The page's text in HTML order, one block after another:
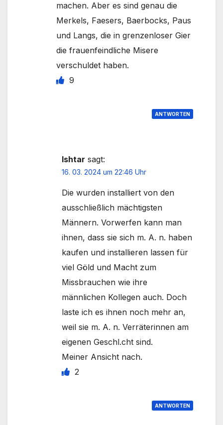
machen. Aber es sind genau die
Merkels, Faesers, Baerbocks, Paus
und Langs, die in grenzenloser Gier
die frauenfeindliche Misere
verschuldet haben.
9
ANTWORTEN
Ishtar sagt:
16. 03. 2024 um 22:46 Uhr
Die wurden installiert von den
ausschließlich mächtigsten
Männern. Vorwerfen kann man
ihnen, dass sie sich m. A. n. haben
kaufen und installieren lassen für
viel Göld und Macht zum
Missbrauchen wie ihre
männlichen Kollegen auch. Doch
laste ich es ihnen noch mehr an,
weil sie m. A. n. Verräterinnen am
eigenen Geschl.cht sind.
Meiner Ansicht nach.
2
ANTWORTEN